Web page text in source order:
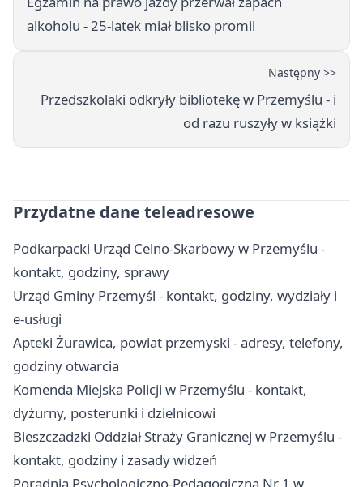
alkoholu - 25-latek miał blisko promil
Następny >>
Przedszkolaki odkryły bibliotekę w Przemyślu - i
od razu ruszyły w książki
Przydatne dane teleadresowe
Podkarpacki Urząd Celno-Skarbowy w Przemyślu -
kontakt, godziny, sprawy
Urząd Gminy Przemyśl - kontakt, godziny, wydziały i
e-usługi
Apteki Żurawica, powiat przemyski - adresy, telefony,
godziny otwarcia
Komenda Miejska Policji w Przemyślu - kontakt,
dyżurny, posterunki i dzielnicowi
Bieszczadzki Oddział Straży Granicznej w Przemyślu -
kontakt, godziny i zasady widzeń
Poradnia Psychologiczno-Pedagogiczna Nr 1 w